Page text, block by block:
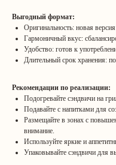
Выгодный формат:
Оригинальность: новая
Гармоничный вкус:
Удобство: готов к
Длительный срок хранения:
Рекомендации по реализации:
Подогревайте сэндвичи на
Подавайте с напитками для
Размещайте в зонах с
внимание.
Используйте яркие и
Упаковывайте сэндвичи для